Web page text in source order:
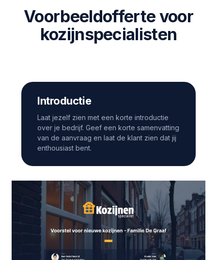
Voorbeeldofferte voor
kozijnspecialisten
Introductie
Laat jezelf zien met een korte introductie
over je bedrijf. Geef een korte samenvatting
van de aanvraag en laat de klant zien dat jij
enthousiast bent.